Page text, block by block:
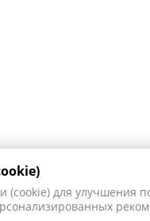
(cookie) для улучшения